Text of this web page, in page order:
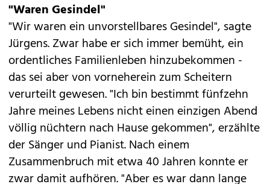
"Waren Gesindel"
"Wir waren ein unvorstellbares Gesindel", sagte
Jürgens. Zwar habe er sich immer bemüht, ein
ordentliches Familienleben hinzubekommen -
das sei aber von vorneherein zum Scheitern
verurteilt gewesen. "Ich bin bestimmt fünfzehn
Jahre meines Lebens nicht einen einzigen Abend
völlig nüchtern nach Hause gekommen", erzählte
der Sänger und Pianist. Nach einem
Zusammenbruch mit etwa 40 Jahren konnte er
zwar damit aufhören. "Aber es war dann lange